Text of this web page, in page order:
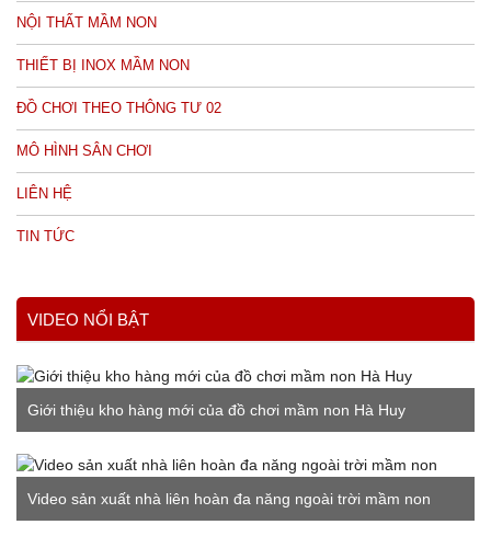
NỘI THẤT MẦM NON
THIẾT BỊ INOX MẦM NON
ĐỒ CHƠI THEO THÔNG TƯ 02
MÔ HÌNH SÂN CHƠI
LIÊN HỆ
TIN TỨC
VIDEO NỔI BẬT
Giới thiệu kho hàng mới của đồ chơi mầm non Hà Huy
Video sản xuất nhà liên hoàn đa năng ngoài trời mầm non